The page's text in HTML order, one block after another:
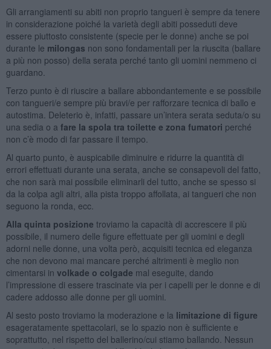
Gli arrangiamenti su abiti non proprio tangueri è sempre da tenere
in considerazione poiché la varietà degli abiti posseduti deve
essere piuttosto consistente (specie per le donne) anche se poi
durante le milongas non sono fondamentali per la riuscita (ballare
a più non posso) della serata perché tanto gli uomini nemmeno ci
guardano.
Terzo punto è di riuscire a ballare abbondantemente e se possibile
con tangueri/e sempre più bravi/e per rafforzare tecnica di ballo e
autostima. Deleterio è, infatti, passare un’intera serata seduta/o su
una sedia o a fare la spola tra toilette e zona fumatori perché
non c’è modo di far passare il tempo.
Al quarto punto, è auspicabile diminuire e ridurre la quantità di
errori effettuati durante una serata, anche se consapevoli del fatto,
che non sarà mai possibile eliminarli del tutto, anche se spesso si
da la colpa agli altri, alla pista troppo affollata, ai tangueri che non
seguono la ronda, ecc.
Alla quinta posizione troviamo la capacità di accrescere il più
possibile, il numero delle figure effettuate per gli uomini e degli
adorni nelle donne, una volta però, acquisiti tecnica ed eleganza
che non devono mai mancare perché altrimenti è meglio non
cimentarsi in volkade o colgade mal eseguite, dando
l’impressione di essere trascinate via per i capelli per le donne e di
cadere addosso alle donne per gli uomini.
Al sesto posto troviamo la moderazione e la limitazione di figure
esageratamente spettacolari, se lo spazio non è sufficiente e
soprattutto, nel rispetto del ballerino/cui stiamo ballando. Nessun